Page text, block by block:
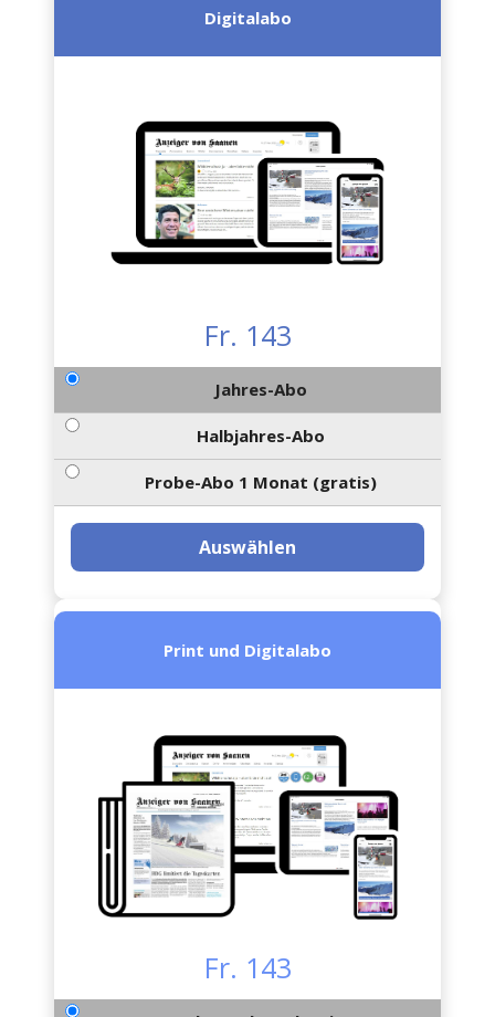
Digitalabo
Fr. 143
Jahres-Abo
Halbjahres-Abo
Probe-Abo 1 Monat (gratis)
Auswählen
Print und Digitalabo
Fr. 143